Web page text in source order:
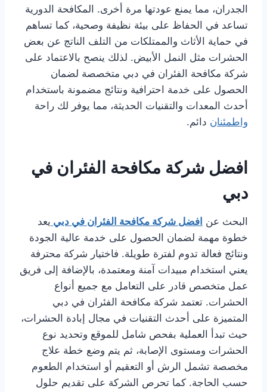
الجدران، مما يمنع عودتها مرة أخرى. المكافحة الدورية
تساعد في الحفاظ على بيئة نظيفة وصحية، كما تساهم
في حماية الأثاث والممتلكات من التلف الناتج عن بعض
الحشرات مثل النمل الأبيض. لذلك ينصح بالاعتماد على
شركة مكافحة الفئران في دبي متخصصة لضمان
الحصول على خدمة احترافية ونتائج مضمونة باستخدام
أحدث المعدات والتقنيات الحديثة، مما يوفر لك راحة
واطمئنان دائم.
افضل شركة مكافحة الفئران في
دبي
البحث عن افضل شركة مكافحة الفئران في دبي يعد
خطوة مهمة لضمان الحصول على خدمة عالية الجودة
ونتائج فعالة تدوم لفترة طويلة. فاختيار شركة محترفة
يعني استخدام مبيدات آمنة ومعتمدة، بالإضافة إلى فريق
عمل متخصص قادر على التعامل مع جميع أنواع
الحشرات. تعتمد شركة مكافحة الفئران في دبي
المتميزة على أحدث التقنيات في مجال إبادة الحشرات،
حيث تبدأ العملية بفحص شامل للموقع وتحديد نوع
الحشرات ومستوى الإصابة، ثم يتم وضع خطة علاج
مخصصة تشمل الرش أو التعقيم أو استخدام الطعوم
حسب الحاجة. كما تحرص الشركة على تقديم حلول